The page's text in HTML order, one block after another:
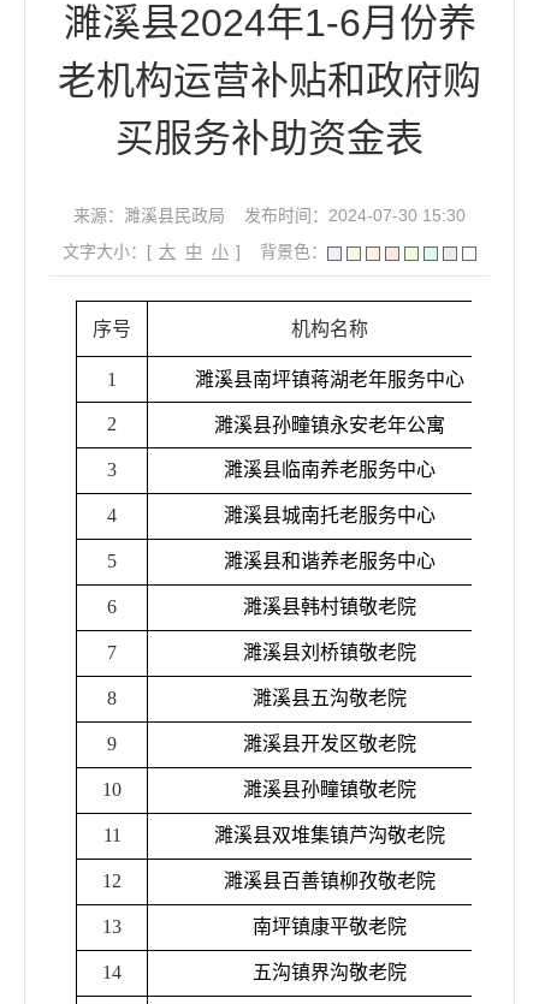
濉溪县2024年1-6月份养
老机构运营补贴和政府购
买服务补助资金表
来源：濉溪县民政局
发布时间：2024-07-30 15:30
文字大小：[ 大 中 小 ] 背景色：
序号 机构名称
1 濉溪县南坪镇蒋湖老年服务中心
2 濉溪县孙疃镇永安老年公寓
3 濉溪县临南养老服务中心
4 濉溪县城南托老服务中心
5 濉溪县和谐养老服务中心
6 濉溪县韩村镇敬老院
7 濉溪县刘桥镇敬老院
8 濉溪县五沟敬老院
9 濉溪县开发区敬老院
10 濉溪县孙疃镇敬老院
11 濉溪县双堆集镇芦沟敬老院
12 濉溪县百善镇柳孜敬老院
13 南坪镇康平敬老院
14 五沟镇界沟敬老院